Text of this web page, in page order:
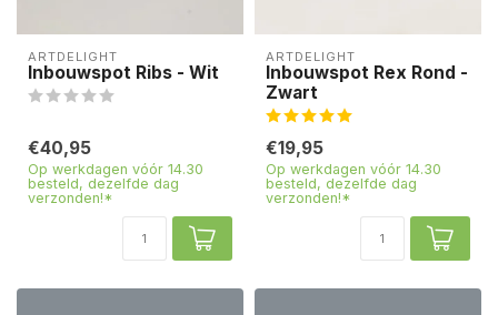
ARTDELIGHT
Inbouwspot Ribs - Wit
€40,95
Op werkdagen vóór 14.30
besteld, dezelfde dag
verzonden!*
ARTDELIGHT
Inbouwspot Rex Rond -
Zwart
€19,95
Op werkdagen vóór 14.30
besteld, dezelfde dag
verzonden!*